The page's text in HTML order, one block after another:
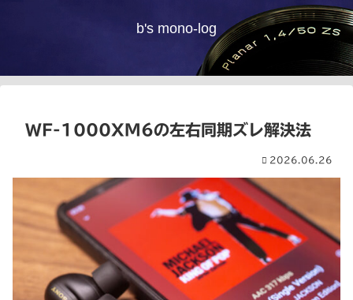
b's mono-log
WF-1000XM6の左右同期ズレ解決法
2026.06.26